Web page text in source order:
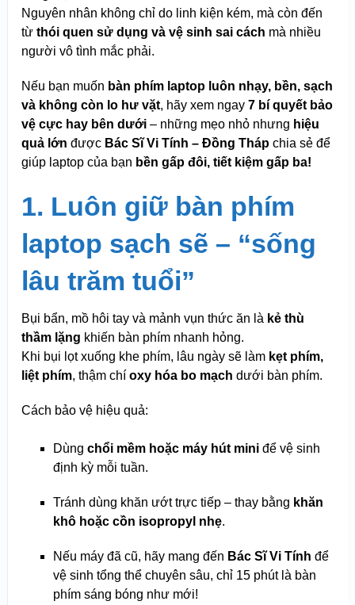
Nguyên nhân không chỉ do linh kiện kém, mà còn đến
từ thói quen sử dụng và vệ sinh sai cách mà nhiều
người vô tình mắc phải.
Nếu bạn muốn bàn phím laptop luôn nhạy, bền, sạch
và không còn lo hư vặt, hãy xem ngay 7 bí quyết bảo
vệ cực hay bên dưới– những mẹo nhỏ nhưng hiệu
quả lớn được Bác Sĩ Vi Tính – Đồng Thápchia sẻ để
giúp laptop của bạn bền gấp đôi, tiết kiệm gấp ba!
1. Luôn giữ bàn phím
laptop sạch sẽ – “sống
lâu trăm tuổi”
Bụi bẩn, mồ hôi tay và mảnh vụn thức ăn là kẻ thù
thầm lặng khiến bàn phím nhanh hỏng.
Khi bụi lọt xuống khe phím, lâu ngày sẽ làm kẹt phím,
liệt phím, thậm chí oxy hóa bo mạch dưới bàn phím.
Cách bảo vệ hiệu quả:
Dùng chổi mềm hoặc máy hút miniđể vệ sinh
định kỳ mỗi tuần.
Tránh dùng khăn ướt trực tiếp – thay bằng khăn
khô hoặc cồn isopropyl nhẹ.
Nếu máy đã cũ, hãy mang đến Bác Sĩ Vi Tính để
vệ sinh tổng thể chuyên sâu, chỉ 15 phút là bàn
phím sáng bóng như mới!